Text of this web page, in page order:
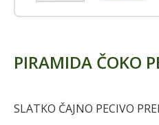
PIRAMIDA ČOKO
SLATKO ČAJNO PECIVO